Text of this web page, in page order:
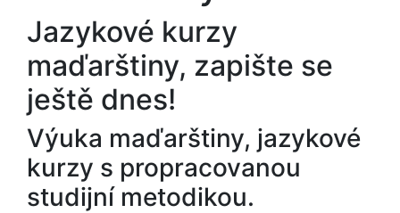
Jazykové kurzy
maďarštiny, zapište se
ještě dnes!
Výuka maďarštiny, jazykové
kurzy s propracovanou
studijní metodikou.